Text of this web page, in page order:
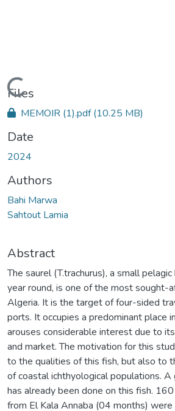
Files
MEMOIR (1).pdf(10.25 MB)
Date
2024
Authors
Bahi Marwa
Sahtout Lamia
Abstract
The saurel (T.trachurus), a small
year round, is one of the most sought-
Algeria. It is the target of four-sided
ports. It occupies a predominant place
arouses considerable interest due to
and market. The motivation for this
to the qualities of this fish, but also to
of coastal ichthyological populations.
has already been done on this fish.
from El Kala Annaba (04 months) were